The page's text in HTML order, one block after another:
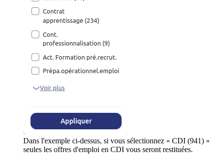
Dans l'exemple ci-dessus, si vous sélectionnez « CDI (941) »
seules les offres d'emploi en CDI vous seront restituées.